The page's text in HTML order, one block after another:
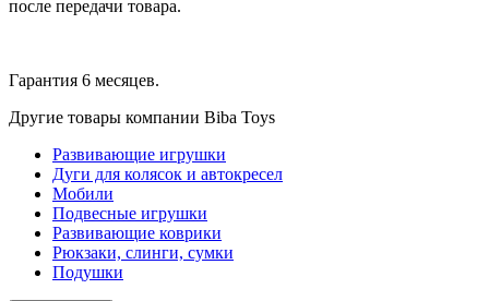
после передачи товара.
Гарантия 6 месяцев.
Другие товары компании Biba Toys
Развивающие игрушки
Дуги для колясок и автокресел
Мобили
Подвесные игрушки
Развивающие коврики
Рюкзаки, слинги, сумки
Подушки